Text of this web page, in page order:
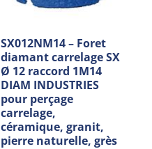
SX012NM14 – Foret
diamant carrelage SX
Ø 12 raccord 1M14
DIAM INDUSTRIES
pour perçage
carrelage,
céramique, granit,
pierre naturelle, grès